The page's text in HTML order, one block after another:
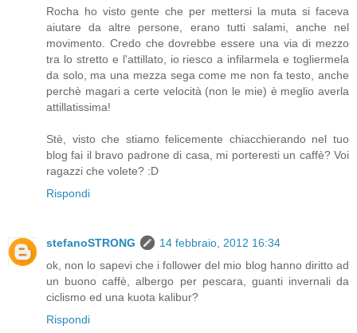
Rocha ho visto gente che per mettersi la muta si faceva
aiutare da altre persone, erano tutti salami, anche nel
movimento. Credo che dovrebbe essere una via di mezzo
tra lo stretto e l'attillato, io riesco a infilarmela e togliermela
da solo, ma una mezza sega come me non fa testo, anche
perchè magari a certe velocità (non le mie) è meglio averla
attillatissima!
Stè, visto che stiamo felicemente chiacchierando nel tuo
blog fai il bravo padrone di casa, mi porteresti un caffè? Voi
ragazzi che volete? :D
Rispondi
stefanoSTRONG
14 febbraio, 2012 16:34
ok, non lo sapevi che i follower del mio blog hanno diritto ad
un buono caffè, albergo per pescara, guanti invernali da
ciclismo ed una kuota kalibur?
Rispondi